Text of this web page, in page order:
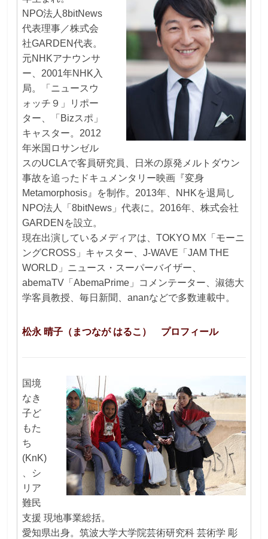
NPO法人8bitNews
代表理事／株式会
社GARDEN代表。
元NHKアナウンサ
ー、2001年NHK入
局。「ニュースウ
ォッチ９」リポー
ター、「Bizスポ」
キャスター。2012
年米国ロサンゼル
スのUCLAで客員研究員、日米の原発メルトダウン
事故を追ったドキュメンタリー映画『変身
Metamorphosis』を制作。2013年、NHKを退局し
NPO法人「8bitNews」代表に。2016年、株式会社
GARDENを設立。
現在出演しているメディアは、TOKYO MX「モーニ
ングCROSS」キャスター、J-WAVE「JAM THE
WORLD」ニュース・スーパーバイザー、
abemaTV「AbemaPrime」コメンテーター、淑徳大
学客員教授、毎日新聞、ananなどで多数連載中。
松永 晴子（まつなが はるこ） プロフィール
国境
なき
子ど
もた
ち
(KnK)
、シ
リア
難民
支援 現地事業総括。
愛知県出身。筑波大学大学院芸術研究科 芸術学 彫